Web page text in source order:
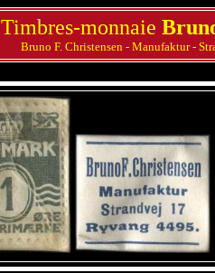
Timbres-monnaie
Bruno F. Christensen - Manufaktur -